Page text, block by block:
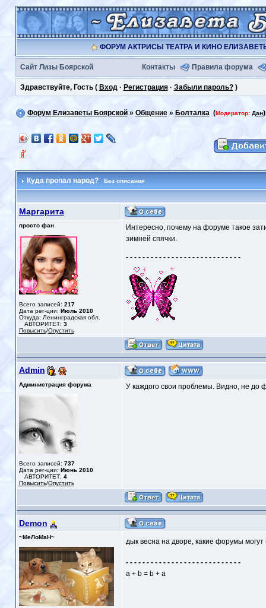
ФОРУМ АКТРИСЫ ТЕАТРА И КИНО
Сайт Лизы Боярской Контакты Правила форума
Здравствуйте, Гость ( Вход· Регистрация· Забыли пароль?)
Форум Елизаветы Боярской» Общение» Болталка (Модератор: Дан)
Куда пропал народ? Без описания
Маргарита
просто фан
Всего записей: 217
Дата рег-ции: Июль 2010
Откуда: Ленинградская обл.
АВТОРИТЕТ: 3
Повысить/Опустить
Интересно, почему на форуме такое
зимней спячки.
- - - - - - - - - - - - - - - - - - - - - - - - - - - -
Admin
Администрация форума
Всего записей: 737
Дата рег-ции: Июнь 2010
АВТОРИТЕТ: 4
Повысить/Опустить
У каждого свои проблемы. Видно, не до
Demon
~МеЛоМаН~
дык весна на дворе, какие форумы могут
- - - - - - - - - - - - - - - - - - - - - - - - - - - -
a + b = b + a